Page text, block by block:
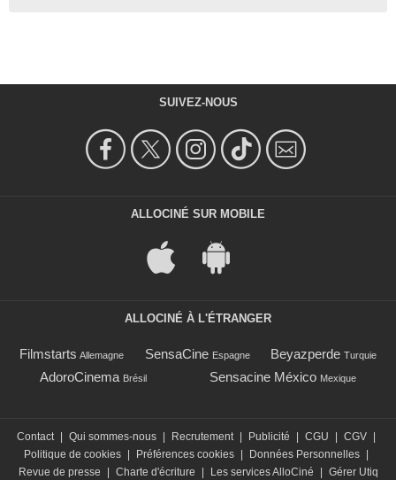
SUIVEZ-NOUS
ALLOCINÉ SUR MOBILE
ALLOCINÉ À L'ÉTRANGER
Filmstarts Allemagne SensaCine Espagne Beyazperde Turquie
AdoroCinema Brésil Sensacine México Mexique
Contact Qui sommes-nous Recrutement Publicité CGU CGV
Politique de cookies
Préférences cookies Données Personnelles
Revue de presse
Charte d'écriture Les services AlloCiné Gérer Utiq